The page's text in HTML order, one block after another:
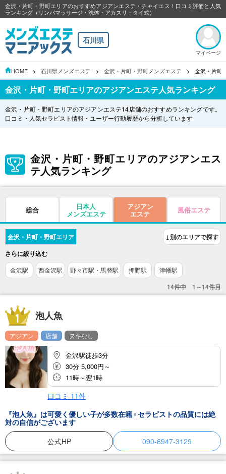
金沢・片町・野町エリアのおすすめアジアンエステ・チャイエス！口コミ評価と人気
ランキング（リンパマッサージ・洗体・アカスリ・タイ式）
石川県
マイページ
HOME 石川県メンズエステ 金沢・片町・野町メンズエステ 金沢・片町
金沢・片町・野町エリアのアジアンエステ人気ランキング
金沢・片町・野町エリアのアジアンエステ14店舗のおすすめランキングです。
口コミ・人気セラピスト情報・ユーザー行動履歴から分析しています
金沢・片町・野町エリアのアジアンエス
テ人気ランキング
総合 日本人
メンズエステ
アジアン
エステ 風俗エステ
↓別のエリアで探す
金沢・片町・野町エリア
さらに絞り込む
金沢駅 西金沢駅 野々市駅・馬替駅 押野駅 津幡駅
14件中 1～14件目
泡人魚
アジアン 店舗 ヌキなし
金沢駅徒歩3分
30分 5,000円～
11時～翌1時
口コミ 11件
『泡人魚』は可愛く優しい子が多数在籍‍♀️セラピストの品質には絶
対の自信がございます
公式HP
090-6947-3129